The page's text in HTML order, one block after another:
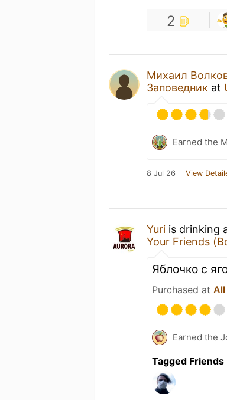
2
Михаил
Заповедник at
Earned the
8 Jul 26 View
Yuri is drinking
Your Friends
Яблочко с
Purchased at All
Earned the
Tagged Friends